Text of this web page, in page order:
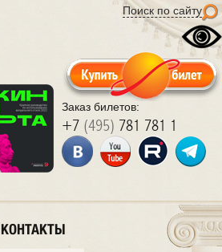
Поиск по сайту
Заказ билетов:
+7 (495) 781 781 1
КОНТАКТЫ